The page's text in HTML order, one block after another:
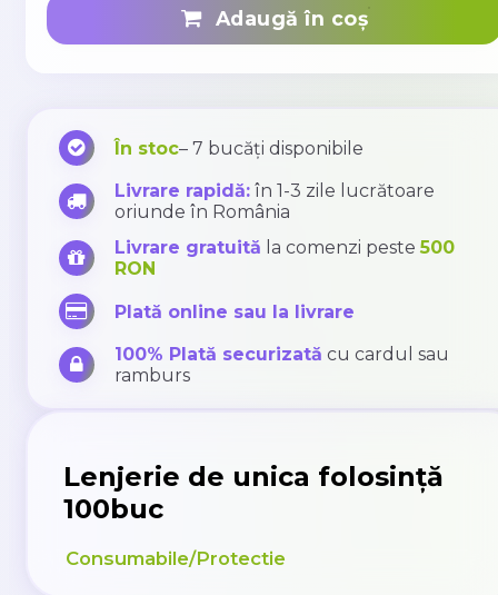
Adaugă în coș
În stoc– 7 bucăți disponibile
Livrare rapidă:în 1-3 zile lucrătoare
oriunde în România
Livrare gratuită la comenzi peste500
RON
Plată online sau la livrare
100% Plată securizată cu cardul sau
ramburs
Lenjerie de unica folosință
100buc
Consumabile/Protectie